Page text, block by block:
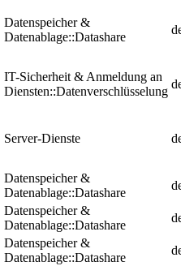
Datenspeicher &
Datenablage::Datashare
IT-Sicherheit & Anmeldung an
Diensten::Datenverschlüsselung
Server-Dienste
Datenspeicher &
Datenablage::Datashare
Datenspeicher &
Datenablage::Datashare
Datenspeicher &
Datenablage::Datashare